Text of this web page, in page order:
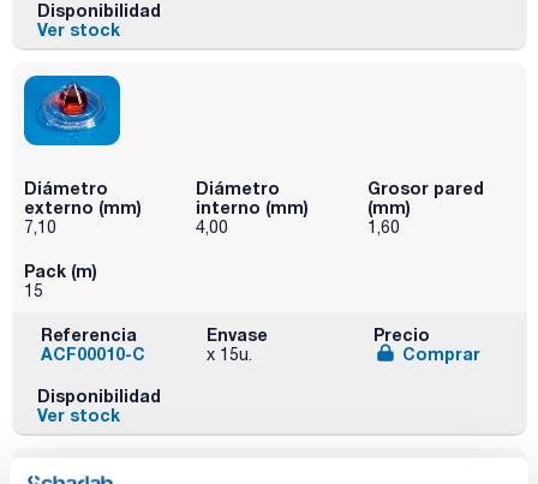
Disponibilidad
Ver stock
Diámetro
externo (mm)
7,10
Diámetro
interno (mm)
4,00
Grosor pared
(mm)
1,60
Pack (m)
15
Referencia
ACF00010-C
Envase
x 15u.
Precio
Comprar
Disponibilidad
Ver stock